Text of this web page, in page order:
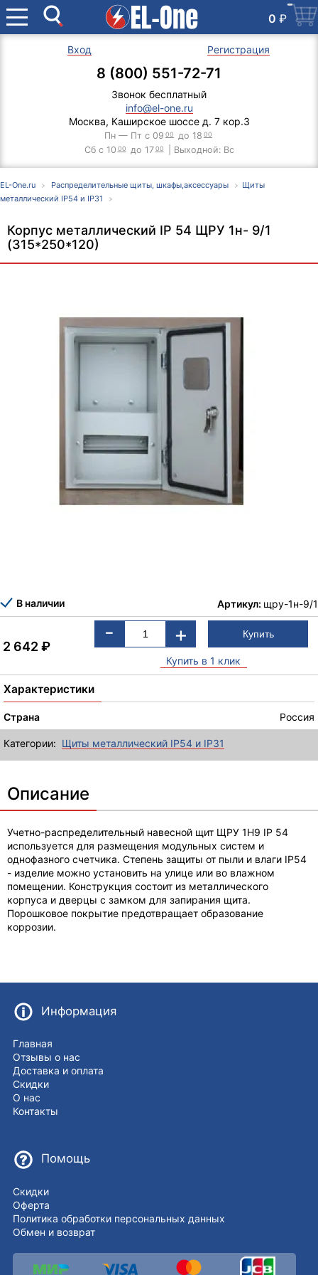
0 ₽
Вход Регистрация
8 (800) 551-72-71
Звонок бесплатный
info@el-one.ru
Москва, Каширское шоссе д. 7 кор.3
Пн — Пт с 09 00 до 18 00
Сб с 10 00 до 17 00 | Выходной: Вс
EL-One.ru Распределительные щиты, шкафы,аксессуары
Щиты
металлический IP54 и IP31
Корпус металлический IP 54 ЩРУ 1н- 9/1
(315*250*120)
В наличии Артикул: щру-1н-9/1
2 642₽
- +
Купить в 1 клик
Характеристики
Страна Россия
Категории: Щиты металлический IP54 и IP31
Описание
Учетно-распределительный навесной щит ЩРУ 1Н9 IP 54
используется для размещения модульных систем и
однофазного счетчика. Степень защиты от пыли и влаги IP54
- изделие можно установить на улице или во влажном
помещении. Конструкция состоит из металлического
корпуса и дверцы с замком для запирания щита.
Порошковое покрытие предотвращает образование
коррозии.
Информация
Главная
Отзывы о нас
Доставка и оплата
Скидки
О нас
Контакты
Помощь
Скидки
Оферта
Политика обработки персональных данных
Обмен и возврат